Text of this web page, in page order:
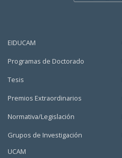
EIDUCAM
Programas de Doctorado
Tesis
Premios Extraordinarios
Normativa/Legislación
Grupos de Investigación
UCAM